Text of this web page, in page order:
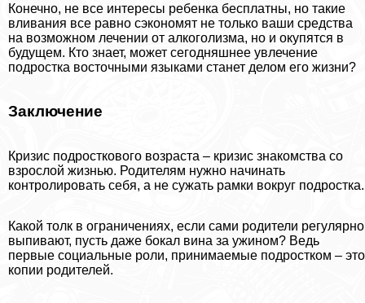
Конечно, не все интересы ребенка бесплатны, но такие
вливания все равно сэкономят не только ваши средства
на возможном лечении от алкоголизма, но и окупятся в
будущем. Кто знает, может сегодняшнее увлечение
подростка восточными языками станет делом его жизни?
Заключение
Кризис подросткового возраста – кризис знакомства со
взрослой жизнью. Родителям нужно начинать
контролировать себя, а не сужать рамки вокруг подростка.
Какой толк в ограничениях, если сами родители регулярно
выпивают, пусть даже бокал вина за ужином? Ведь
первые социальные роли, принимаемые подростком – это
копии родителей.